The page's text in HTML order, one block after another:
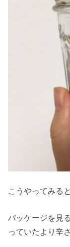
こうやってみる
パッケージを見
っていたより辛